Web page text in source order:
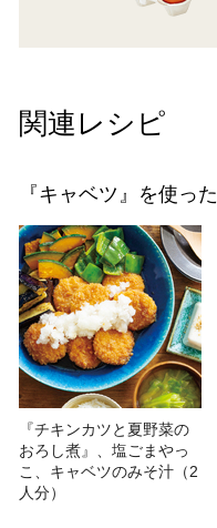
関連レシピ
『キャベツ』を使っ
『チキンカツと夏野菜の
おろし煮』、塩ごまやっ
こ、キャベツのみそ汁（2
人分）